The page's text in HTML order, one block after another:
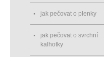
jak pečovat o plenky
jak pečovat o svrchní
kalhotky